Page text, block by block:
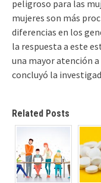
peligroso para las
mujeres son más
diferencias en los
la respuesta a este
una mayor atención
concluyó la
Related Posts